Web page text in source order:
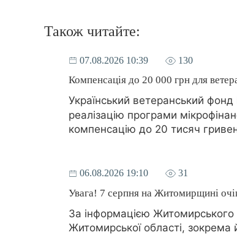
Також читайте:
07.08.2026 10:39 130
Компенсація до 20 000 грн для
Український ветеранський
реалізацію програми
компенсацію до 20 тисяч
06.08.2026 19:10 31
Увага! 7 серпня на Житомирщині
За інформацією Житомирського
Житомирської області,